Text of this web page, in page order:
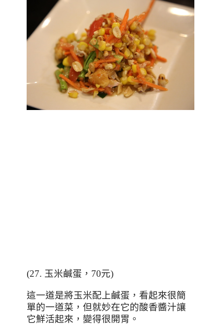
(27. 玉米鹹蛋， 70元)
這一道是將玉米配上鹹蛋，看起來很簡
單的一道菜，但就妙在它的酸香醬汁讓
它鮮活起來，變得很開胃。